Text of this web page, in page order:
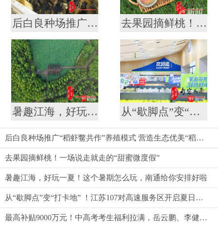
后白良种场推广“稻虾鳖共作”养殖模式 营造生态优美“稻梦空间” 去果园摘鲜桃！一场说走就走的“甜蜜微度假”
暑趣江海，好玩一夏！这个暑期怎么玩，南通给你安排好啦 从“歇脚点”变“打卡地” ！江苏107对高速服务区开启夏日消费新体验
后白良种场推广“稻虾鳖共作”养殖模式 营造生态优美“稻梦空间”
去果园摘鲜桃！一场说走就走的“甜蜜微度假”
暑趣江海，好玩一夏！这个暑期怎么玩，南通给你安排好啦
从“歇脚点”变“打卡地” ！江苏107对高速服务区开启夏日消费新体验
最高补贴9000万元！中高考考生福利拉满，岳云鹏、李健都来了——江苏端出端午“文旅大餐”